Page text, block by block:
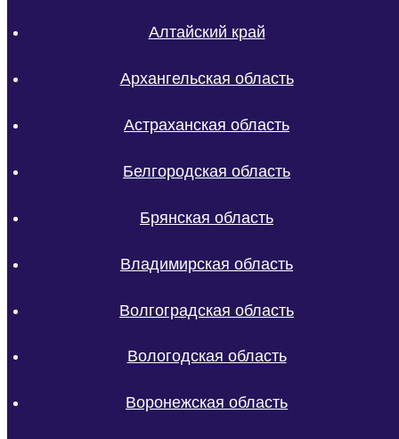
Алтайский край
Архангельская область
Астраханская область
Белгородская область
Брянская область
Владимирская область
Волгоградская область
Вологодская область
Воронежская область